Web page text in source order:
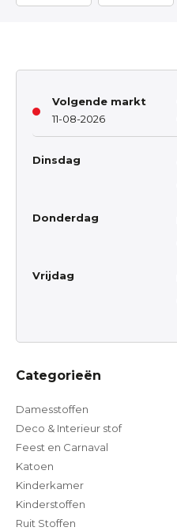
Volgende markt
11-08-2026
Dinsdag
Donderdag
Vrijdag
Categorieën
Damesstoffen
Deco & Interieur stof
Feest en Carnaval
Katoen
Kinderkamer
Kinderstoffen
Ruit Stoffen